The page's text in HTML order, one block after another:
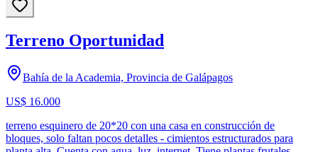
Terreno Oportunidad
Bahía de la Academia, Provincia de Galápagos
US$ 16.000
terreno esquinero de 20*20 con una casa en construcción de
bloques, solo faltan pocos detalles - cimientos estructurados para